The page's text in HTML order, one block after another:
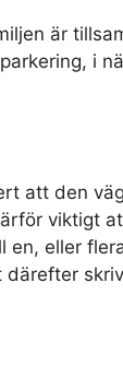
är
i
att den
viktigt
eller
därefter